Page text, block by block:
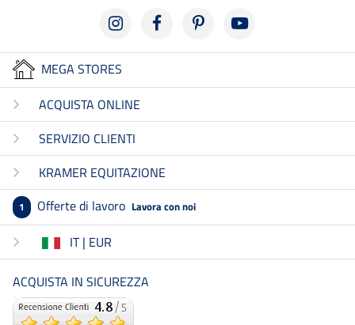
MEGA STORES
ACQUISTA ONLINE
SERVIZIO CLIENTI
KRAMER EQUITAZIONE
1 Offerte di lavoro Lavora con noi
IT | EUR
ACQUISTA IN SICUREZZA